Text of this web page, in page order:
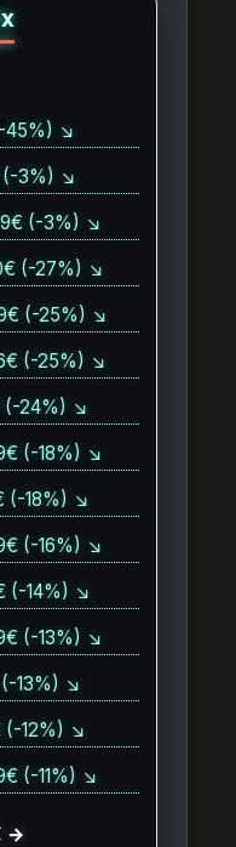
45%) ↘
(-3%) ↘
(-3%) ↘
(-27%) ↘
(-25%) ↘
(-25%) ↘
(-24%) ↘
(-18%) ↘
(-18%) ↘
(-16%) ↘
(-14%) ↘
(-13%) ↘
13%) ↘
(-12%) ↘
(-11%) ↘
→